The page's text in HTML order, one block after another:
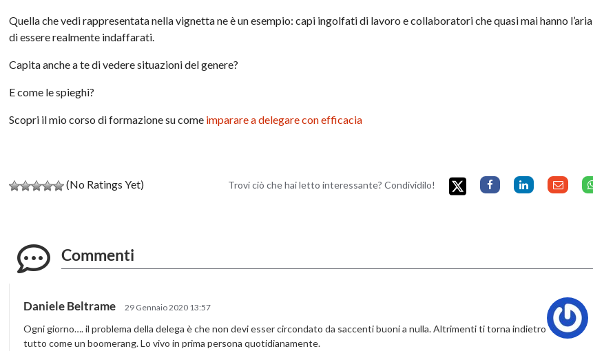
Quella che vedi rappresentata nella vignetta ne è un esempio: capi ingolfati di lavoro e collaboratori che quasi mai hanno l’aria
di essere realmente indaffarati.
Capita anche a te di vedere situazioni del genere?
E come le spieghi?
Scopri il mio corso di formazione su come imparare a delegare con efficacia
(No Ratings Yet) Trovi ciò che hai letto interessante? Condividilo!
Commenti
Daniele Beltrame 29 Gennaio 2020 13:57
Ogni giorno…. il problema della delega è che non devi esser circondato da saccenti buoni a nulla. Altrimenti ti torna indietro
tutto come un boomerang. Lo vivo in prima persona quotidianamente.